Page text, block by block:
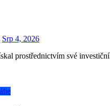
Srp 4, 2026